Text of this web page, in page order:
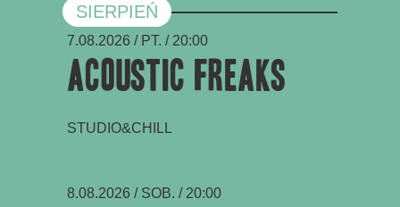
SIERPIEŃ
7.08.2026 / PT. / 20:00
Acoustic Freaks
STUDIO&CHILL
8.08.2026 / SOB. / 20:00